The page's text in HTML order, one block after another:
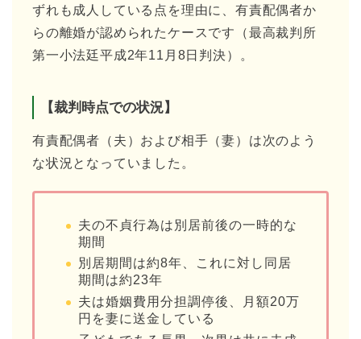
ずれも成人している点を理由に、有責配偶者か
らの離婚が認められたケースです（最高裁判所
第一小法廷平成2年11月8日判決）。
【裁判時点での状況】
有責配偶者（夫）および相手（妻）は次のよう
な状況となっていました。
夫の不貞行為は別居前後の一時的な
期間
別居期間は約8年、これに対し同居
期間は約23年
夫は婚姻費用分担調停後、月額20万
円を妻に送金している